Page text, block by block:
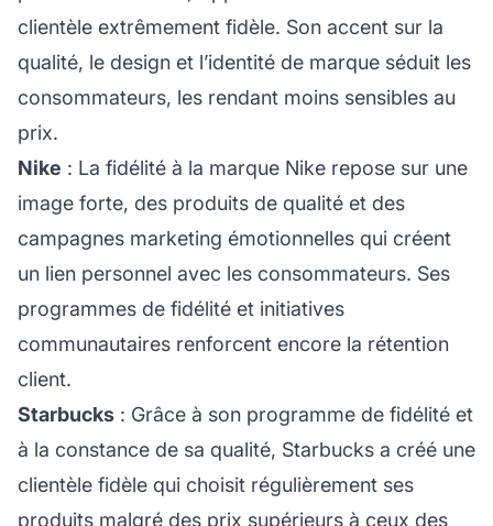
clientèle extrêmement fidèle. Son accent sur la
qualité, le design et l’identité de marque séduit les
consommateurs, les rendant moins sensibles au
prix.
Nike : La fidélité à la marque Nike repose sur une
image forte, des produits de qualité et des
campagnes marketing émotionnelles qui créent
un lien personnel avec les consommateurs. Ses
programmes de fidélité et initiatives
communautaires renforcent encore la rétention
client.
Starbucks : Grâce à son programme de fidélité et
à la constance de sa qualité, Starbucks a créé une
clientèle fidèle qui choisit régulièrement ses
produits malgré des prix supérieurs à ceux des